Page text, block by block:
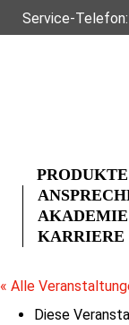
Service-Telefon:
PRODUKTE
AKADEMIE
KARRIERE
« Alle
Diese